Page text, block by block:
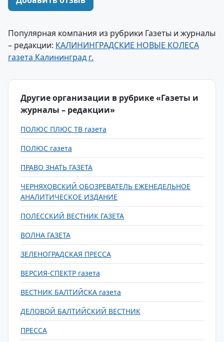
Популярная компания из рубрики Газеты и журналы
– редакции: КАЛИНИНГРАДСКИЕ НОВЫЕ КОЛЕСА
газета Калининград г.
Другие организации в рубрике «Газеты и
журналы – редакции»
ПОЛЮС ПЛЮС ТВ газета
ПОЛЮС газета
ПРАВО ЗНАТЬ ГАЗЕТА
ЧЕРНЯХОВСКИЙ ОБОЗРЕВАТЕЛЬ ЕЖЕНЕДЕЛЬНОЕ
АНАЛИТИЧЕСКОЕ ИЗДАНИЕ
ПОЛЕССКИЙ ВЕСТНИК ГАЗЕТА
ВОЛНА ГАЗЕТА
ЗЕЛЕНОГРАДСКАЯ ПРЕССА
ВЕРСИЯ-СПЕКТР газета
ВЕСТНИК БАЛТИЙСКА газета
ДЕЛОВОЙ БАЛТИЙСКИЙ ВЕСТНИК
ПРЕССА